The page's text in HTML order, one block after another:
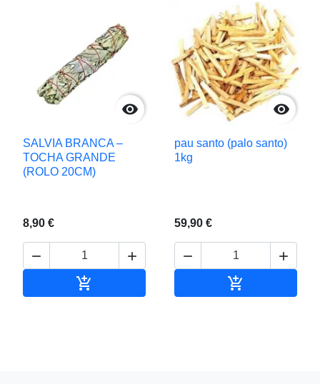

SALVIA BRANCA –
TOCHA GRANDE
(ROLO 20CM)
8,90 €
 


pau santo (palo santo)
1kg
59,90 €
 
